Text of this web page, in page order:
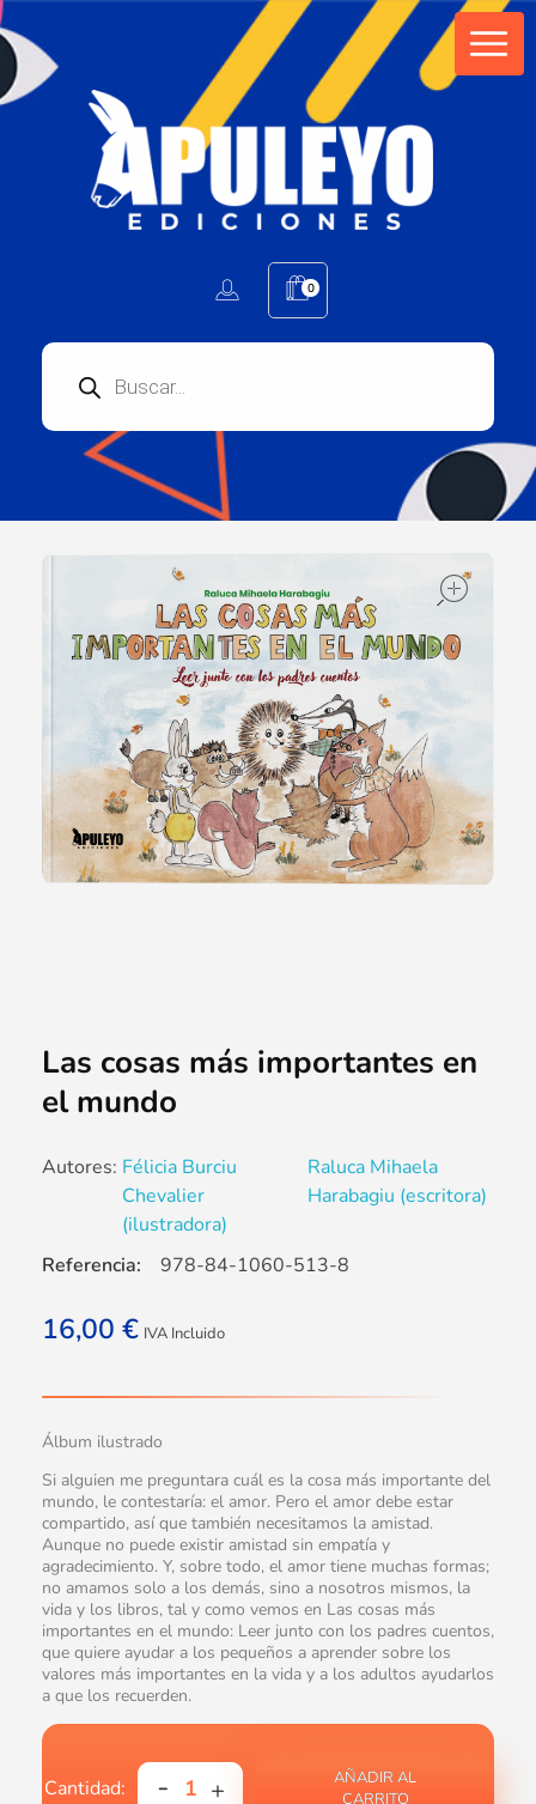
0
Las cosas más importantes en
el mundo
Autores: Félicia Burciu
Chevalier
(ilustradora)
Raluca Mihaela
Harabagiu (escritora)
16,00 € IVA Incluido
Álbum ilustrado
Si alguien me preguntara cuál es la cosa más importante del
mundo, le contestaría: el amor. Pero el amor debe estar
compartido, así que también necesitamos la amistad.
Aunque no puede existir amistad sin empatía y
agradecimiento. Y, sobre todo, el amor tiene muchas formas;
no amamos solo a los demás, sino a nosotros mismos, la
vida y los libros, tal y como vemos en Las cosas más
importantes en el mundo: Leer junto con los padres cuentos,
que quiere ayudar a los pequeños a aprender sobre los
valores más importantes en la vida y a los adultos ayudarlos
a que los recuerden.
AÑADIR AL
CARRITO
Referencia: 978-84-1060-513-8